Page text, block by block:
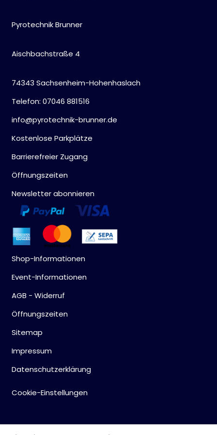
Pyrotechnik Brunner
Aischbachstraße 4
74343 Sachsenheim-Hohenhaslach
Telefon: 07046 881516
info@pyrotechnik-brunner.de
Kostenlose Parkplätze
Barrierefreier Zugang
Öffnungszeiten
Newsletter abonnieren
Shop-Informationen
Event-Informationen
AGB - Widerruf
Öffnungszeiten
Sitemap
Impressum
Datenschutzerklärung
Cookie-Einstellungen